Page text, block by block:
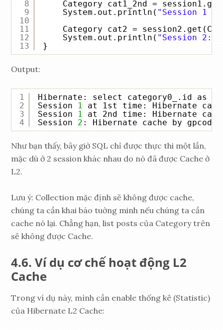
8
9
10
11
12
13
Category cat1_2nd =
System.out.println( "Session 1
Category cat2 =
System.out.println( "Session 2: "
}
Output:
1
2
3
4
Hibernate: select category0_.id as
Session 1
at 1st time: Hibernate
Session 1
at 2nd time: Hibernate
Session 2 : Hibernate cache by gpcoder
Như bạn thấy, bây giờ SQL chỉ được thực thi một lần,
mặc dù ở 2 session khác nhau do nó đã được Cache ở
L2.
Lưu ý: Collection mặc định sẽ không được cache,
chúng ta cần khai báo tuờng minh nếu chúng ta cần
cache nó lại. Chẳng hạn, list posts của Category trên
sẽ không được Cache.
Ví dụ cơ chế hoạt động L2
Cache
Trong ví dụ này, mình cần enable thống kê (Statistic)
của Hibernate L2 Cache: